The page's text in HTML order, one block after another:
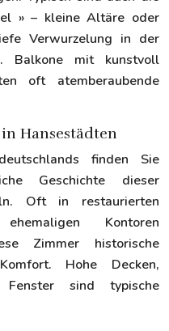
» – kleine Altäre oder
Verwurzelung in der
Balkone mit kunstvoll
oft atemberaubende
Hansestädten
finden Sie
Geschichte dieser
Oft in restaurierten
Kontoren
Zimmer historische
Hohe Decken,
sind typische